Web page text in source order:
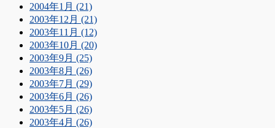
2004年1月 (21)
2003年12月 (21)
2003年11月 (12)
2003年10月 (20)
2003年9月 (25)
2003年8月 (26)
2003年7月 (29)
2003年6月 (26)
2003年5月 (26)
2003年4月 (26)